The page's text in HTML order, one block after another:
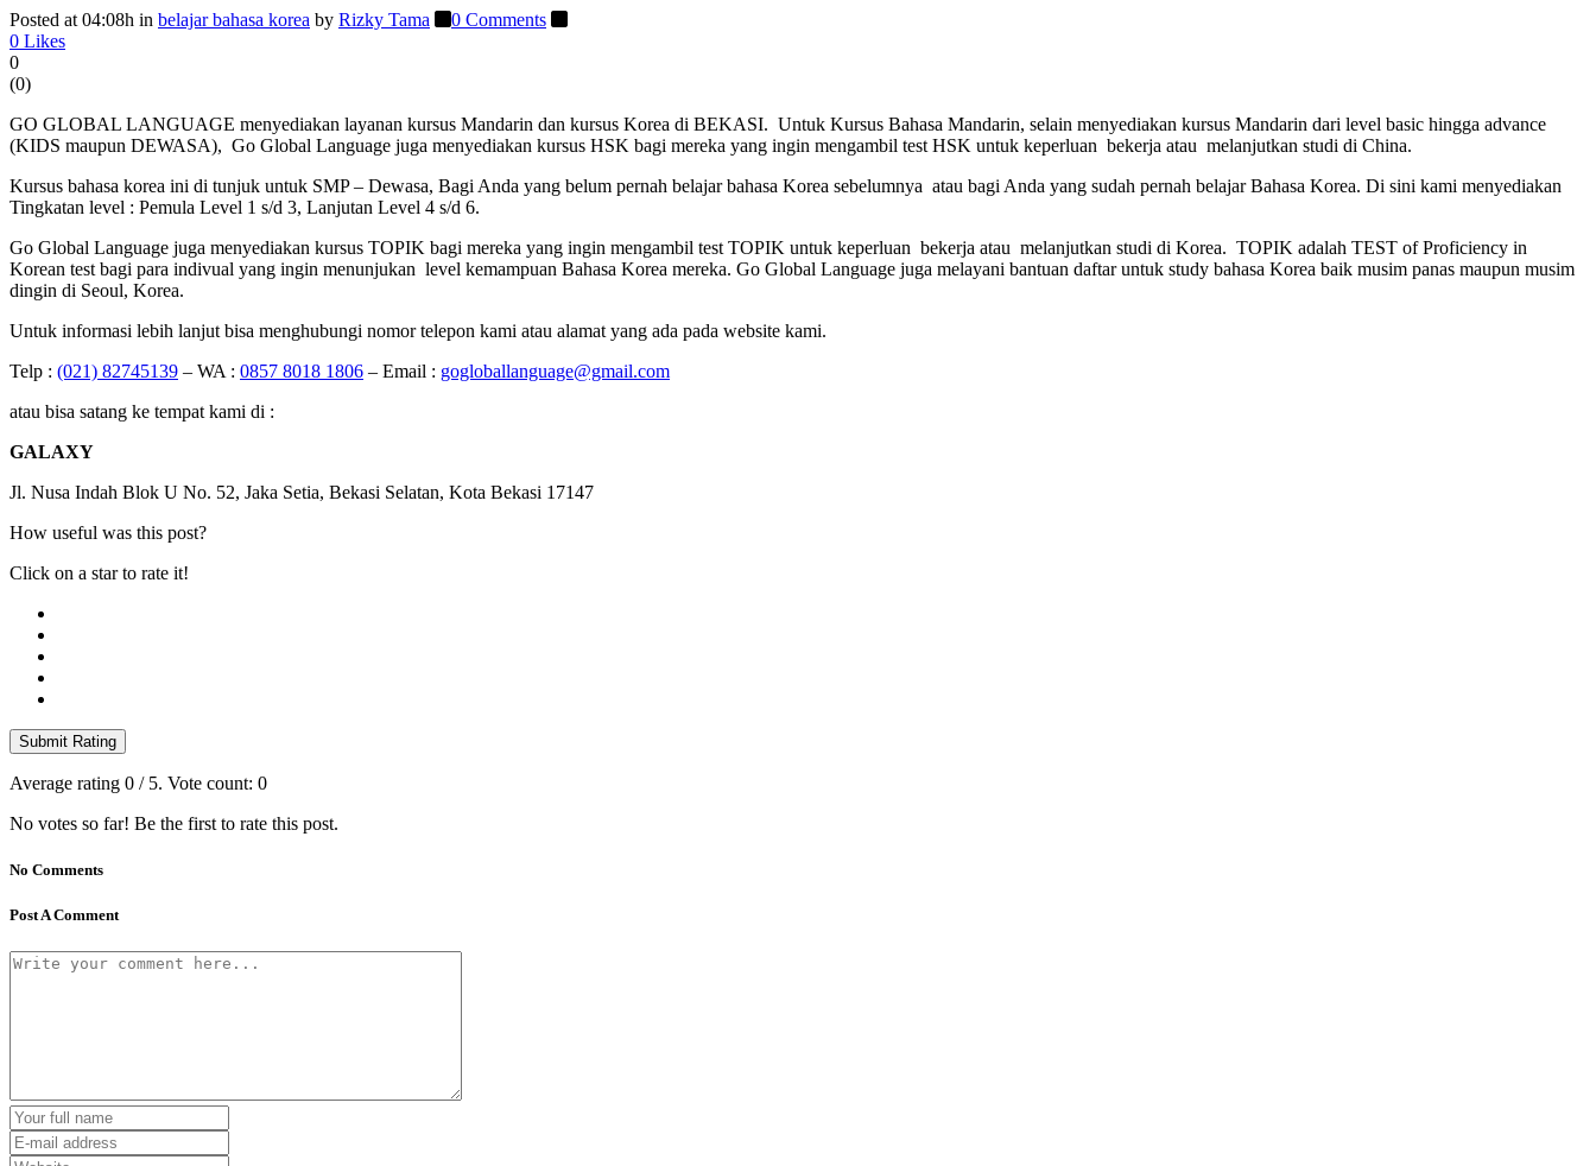
Posted at 04:08h in belajar bahasa korea by Rizky Tama
0 Comments
0 Likes
0
(0)
GO GLOBAL LANGUAGE menyediakan layanan kursus Mandarin dan kursus Korea di BEKASI. Untuk Kursus Bahasa Mandarin, selain menyediakan kursus Mandarin dari level basic hingga advance
(KIDS maupun DEWASA), Go Global Language juga menyediakan kursus HSK bagi mereka yang ingin mengambil test HSK untuk keperluan bekerja atau melanjutkan studi di China.
Kursus bahasa korea ini di tunjuk untuk SMP – Dewasa, Bagi Anda yang belum pernah belajar bahasa Korea sebelumnya atau bagi Anda yang sudah pernah belajar Bahasa Korea. Di sini kami menyediakan
Tingkatan level : Pemula Level 1 s/d 3, Lanjutan Level 4 s/d 6.
Go Global Language juga menyediakan kursus TOPIK bagi mereka yang ingin mengambil test TOPIK untuk keperluan bekerja atau melanjutkan studi di Korea. TOPIK adalah TEST of Proficiency in
Korean test bagi para indivual yang ingin menunjukan level kemampuan Bahasa Korea mereka. Go Global Language juga melayani bantuan daftar untuk study bahasa Korea baik musim panas maupun musim
dingin di Seoul, Korea.
Untuk informasi lebih lanjut bisa menghubungi nomor telepon kami atau alamat yang ada pada website kami.
Telp : (021) 82745139 – WA : 0857 8018 1806 – Email : gogloballanguage@gmail.com
atau bisa satang ke tempat kami di :
GALAXY
Jl. Nusa Indah Blok U No. 52, Jaka Setia, Bekasi Selatan, Kota Bekasi 17147
How useful was this post?
Click on a star to rate it!
Submit Rating
Average rating 0 / 5. Vote count: 0
No votes so far! Be the first to rate this post.
No Comments
Post A Comment